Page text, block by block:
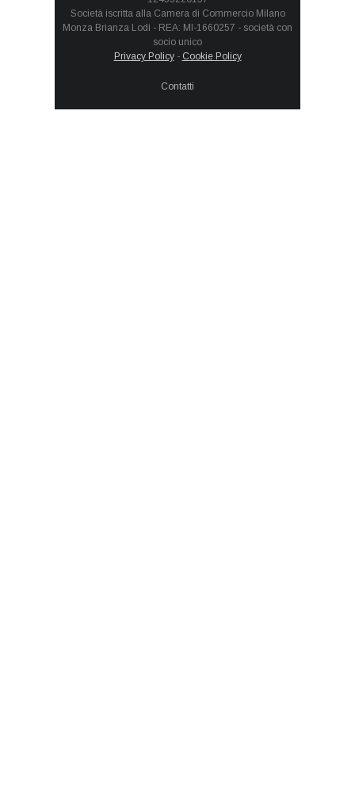
Società iscritta alla Camera di Commercio Milano
Monza Brianza Lodi - REA: MI-1660257 - società con
socio unico
Privacy Policy- Cookie Policy
Contatti